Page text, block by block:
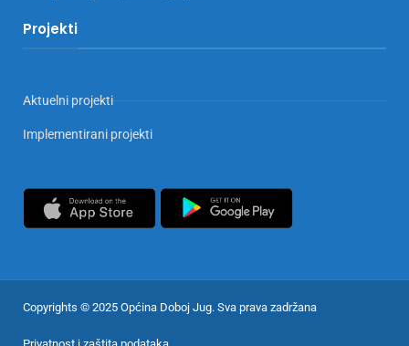
Projekti
Aktuelni projekti
Implementirani projekti
Copyrights © 2025 Općina Doboj Jug. Sva prava zadržana